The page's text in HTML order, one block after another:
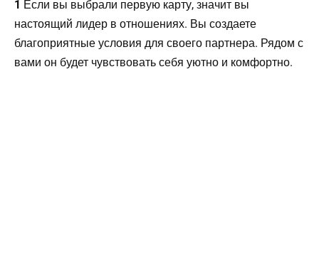
1 Если вы выбрали первую карту, значит вы
настоящий лидер в отношениях. Вы создаете
благоприятные условия для своего партнера. Рядом с
вами он будет чувствовать себя уютно и комфортно.